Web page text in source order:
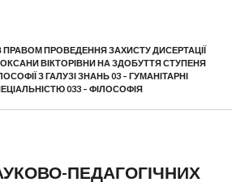
З ПРАВОМ ПРОВЕДЕННЯ ЗАХИСТУ ДИСЕРТАЦІЇ
ВІКТОРІВНИ НА ЗДОБУТТЯ СТУПЕНЯ
З ГАЛУЗІ ЗНАНЬ 03 – ГУМАНІТАРНІ
033 – ФІЛОСОФІЯ
ПЕДАГОГІЧНИХ